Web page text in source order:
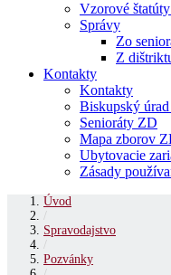
Vzorové
Správy
Zo
Z
Kontakty
Kontakty
Biskupský
Senioráty ZD
Mapa zborov
Ubytovacie
Zásady
Úvod
/
Spravodajstvo
/
Pozvánky